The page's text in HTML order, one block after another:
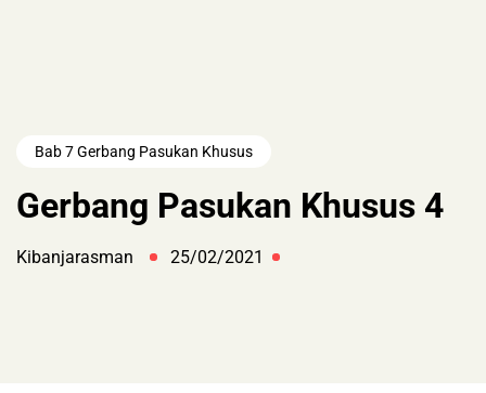
Bab 7 Gerbang Pasukan Khusus
Gerbang Pasukan Khusus 4
Kibanjarasman 25/02/2021